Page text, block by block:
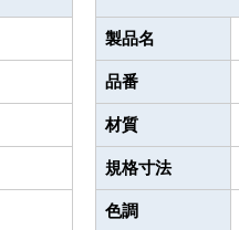
製品名
品番
材質
規格寸法
色調